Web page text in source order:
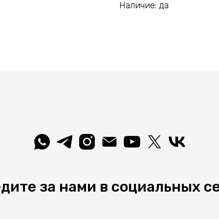
Наличие: да
за нами в социальных